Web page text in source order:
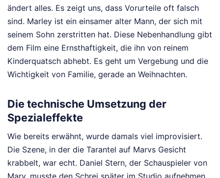
ändert alles. Es zeigt uns, dass Vorurteile oft falsch
sind. Marley ist ein einsamer alter Mann, der sich mit
seinem Sohn zerstritten hat. Diese Nebenhandlung gibt
dem Film eine Ernsthaftigkeit, die ihn von reinem
Kinderquatsch abhebt. Es geht um Vergebung und die
Wichtigkeit von Familie, gerade an Weihnachten.
Die technische Umsetzung der
Spezialeffekte
Wie bereits erwähnt, wurde damals viel improvisiert.
Die Szene, in der die Tarantel auf Marvs Gesicht
krabbelt, war echt. Daniel Stern, der Schauspieler von